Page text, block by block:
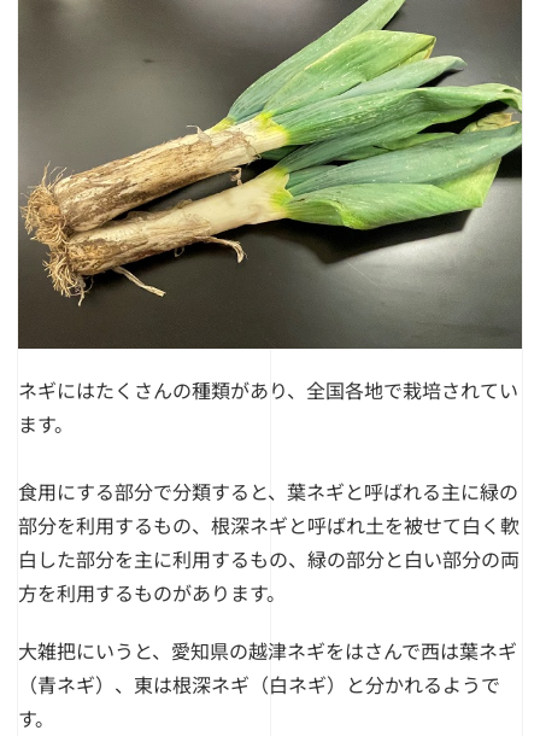
ネギにはたくさんの種類があり、全国各地で栽培されてい
ます。
食用にする部分で分類すると、葉ネギと呼ばれる主に緑の
部分を利用するもの、根深ネギと呼ばれ土を被せて白く軟
白した部分を主に利用するもの、緑の部分と白い部分の両
方を利用するものがあります。
大雑把にいうと、愛知県の越津ネギをはさんで西は葉ネギ
（青ネギ）、東は根深ネギ（白ネギ）と分かれるようで
す。